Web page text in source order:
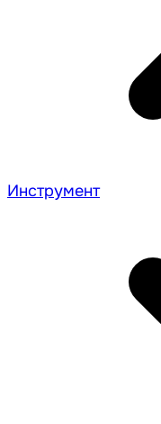
Инструмент